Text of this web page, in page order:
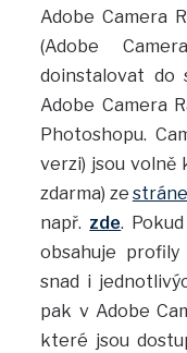
Adobe Camera
(Adobe
doinstalovat do
Adobe Camera
Photoshopu.
verzi) jsou volně
zdarma) ze
např. zde.
obsahuje
snad i
pak v Adobe
které jsou